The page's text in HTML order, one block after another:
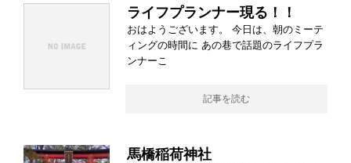
ライフプランナー現る！！
おはようございます。 今日は、朝のミーテ
ィングの時間に あの巷で話題のライフプラ
ンナーこ
記事を読む
馬橋稲荷神社